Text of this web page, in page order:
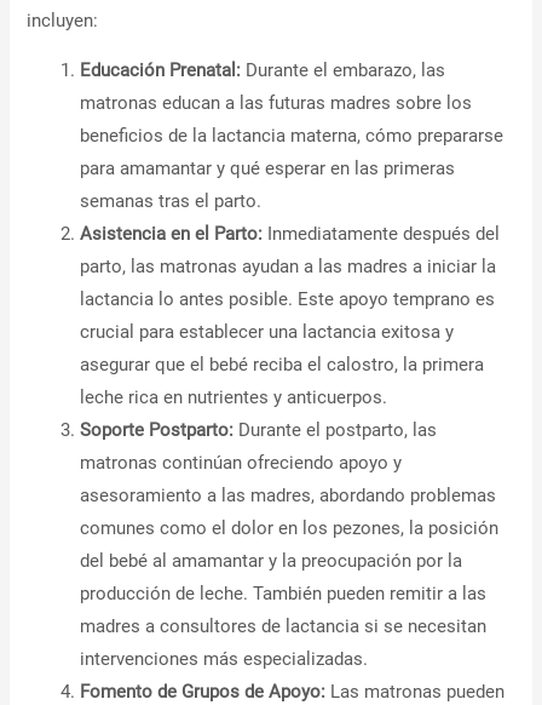
incluyen:
Educación Prenatal: Durante el embarazo, las
matronas educan a las futuras madres sobre los
beneficios de la lactancia materna, cómo prepararse
para amamantar y qué esperar en las primeras
semanas tras el parto.
Asistencia en el Parto: Inmediatamente después del
parto, las matronas ayudan a las madres a iniciar la
lactancia lo antes posible. Este apoyo temprano es
crucial para establecer una lactancia exitosa y
asegurar que el bebé reciba el calostro, la primera
leche rica en nutrientes y anticuerpos.
Soporte Postparto: Durante el postparto, las
matronas continúan ofreciendo apoyo y
asesoramiento a las madres, abordando problemas
comunes como el dolor en los pezones, la posición
del bebé al amamantar y la preocupación por la
producción de leche. También pueden remitir a las
madres a consultores de lactancia si se necesitan
intervenciones más especializadas.
Fomento de Grupos de Apoyo: Las matronas pueden